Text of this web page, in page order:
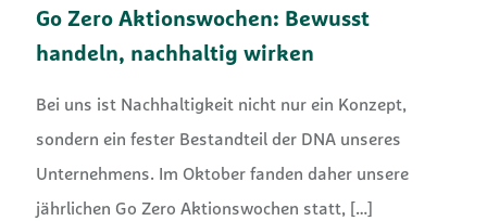
Go Zero Aktionswochen: Bewusst
handeln, nachhaltig wirken
Bei uns ist Nachhaltigkeit nicht nur ein Konzept,
sondern ein fester Bestandteil der DNA unseres
Unternehmens. Im Oktober fanden daher unsere
jährlichen Go Zero Aktionswochen statt, […]